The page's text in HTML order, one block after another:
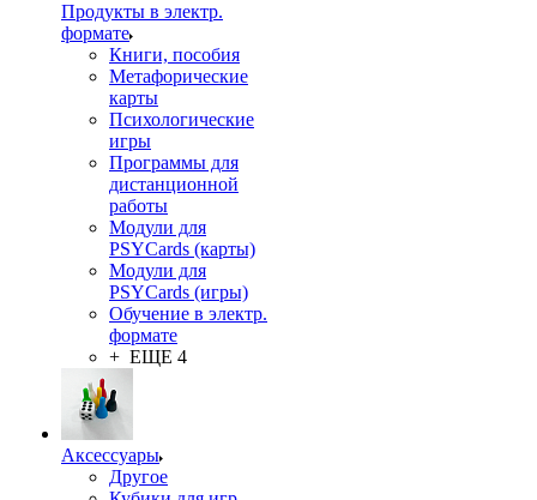
Продукты в электр.
формате
Книги, пособия
Метафорические
карты
Психологические
игры
Программы для
дистанционной
работы
Модули для
PSYCards (карты)
Модули для
PSYCards (игры)
Обучение в электр.
формате
+ ЕЩЕ 4
Аксессуары
Другое